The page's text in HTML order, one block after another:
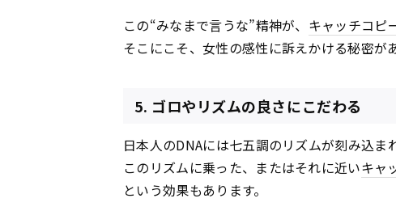
この“みなまで言うな”精神が、 キャッチコピ
そこにこそ、女性の感性に訴えかける秘密が
5. ゴロやリズムの良さにこだわる
日本人のDNAには七五調のリズムが刻み込ま
このリズムに乗った、またはそれに近いキャ
という効果もあります。